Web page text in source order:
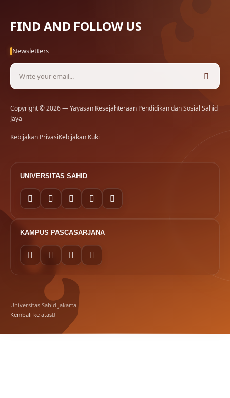
FIND AND FOLLOW US
Newsletters
Copyright © 2026 — Yayasan Kesejahteraan Pendidikan dan Sosial Sahid
Jaya
Kebijakan PrivasiKebijakan Kuki
UNIVERSITAS SAHID
KAMPUS PASCASARJANA
Universitas Sahid Jakarta
Kembali ke atas